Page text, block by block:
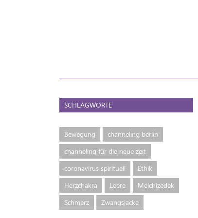
SCHLAGWORTE
Bewegung
channeling berlin
channeling für die neue zeit
coronavirus spirituell
Ethik
Herzchakra
Leere
Melchizedek
Schmerz
Zwangsjacke